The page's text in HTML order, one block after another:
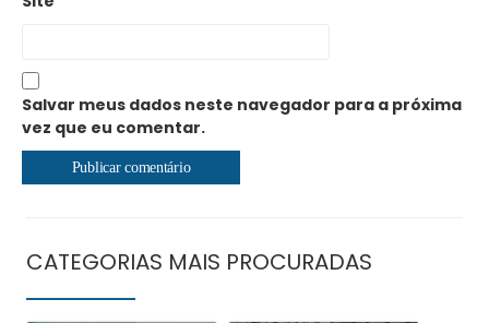
Salvar meus dados neste navegador para a próxima
vez que eu comentar.
CATEGORIAS MAIS PROCURADAS